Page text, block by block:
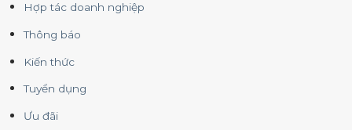
Hợp tác doanh nghiệp
Thông báo
Kiến thức
Tuyển dụng
Ưu đãi